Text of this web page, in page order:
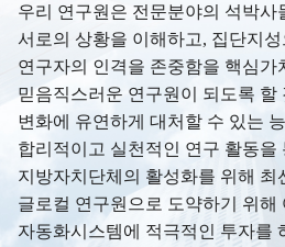
우리 연구원은 전문분야의 석박사
서로의 상황을 이해하고, 집단지
연구자의 인격을 존중함을 핵심가
믿음직스러운 연구원이 되도록 할
변화에 유연하게 대처할 수 있는
합리적이고 실천적인 연구 활동을
지방자치단체의 활성화를 위해 최
글로컬 연구원으로 도약하기 위해
자동화시스템에 적극적인 투자를